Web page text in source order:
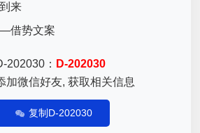
来
借势文案
202030： D-202030
加微信好友, 获取相关信息
复制D-202030